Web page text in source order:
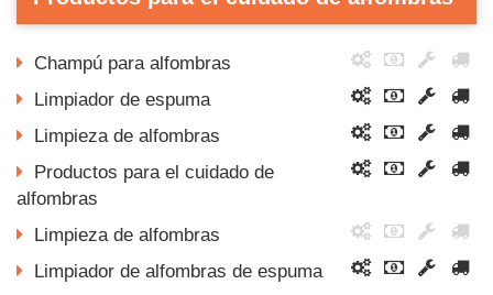
Champú para alfombras
Limpiador de espuma
Limpieza de alfombras
Productos para el cuidado de
alfombras
Limpieza de alfombras
Limpiador de alfombras de espuma